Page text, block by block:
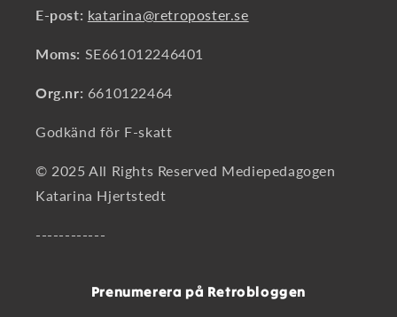
E-post: katarina@retroposter.se
Moms: SE661012246401
Org.nr: 6610122464
Godkänd för F-skatt
© 2025 All Rights Reserved Mediepedagogen
Katarina Hjertstedt
------------
Prenumerera på Retrobloggen